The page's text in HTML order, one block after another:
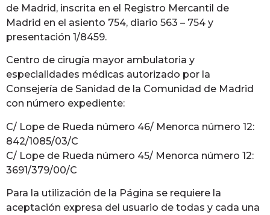
de Madrid, inscrita en el Registro Mercantil de
Madrid en el asiento 754, diario 563 – 754 y
presentación 1/8459.
Centro de cirugía mayor ambulatoria y
especialidades médicas autorizado por la
Consejería de Sanidad de la Comunidad de Madrid
con número expediente:
C/ Lope de Rueda número 46/ Menorca número 12:
842/1085/03/C
C/ Lope de Rueda número 45/ Menorca número 12:
3691/379/00/C
Para la utilización de la Página se requiere la
aceptación expresa del usuario de todas y cada una